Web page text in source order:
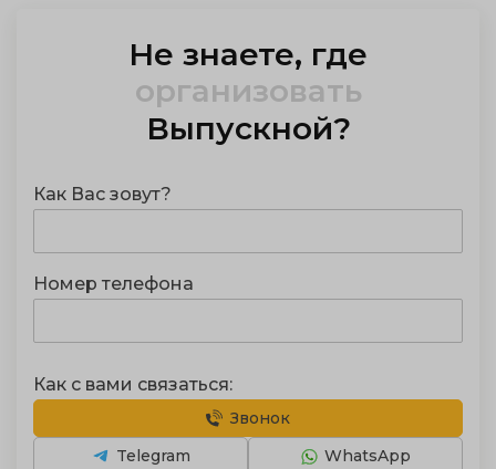
Не знаете, где
организовать
Выпускной?
Как Вас зовут?
Номер телефона
Как с вами связаться:
Звонок
WhatsApp
Telegram